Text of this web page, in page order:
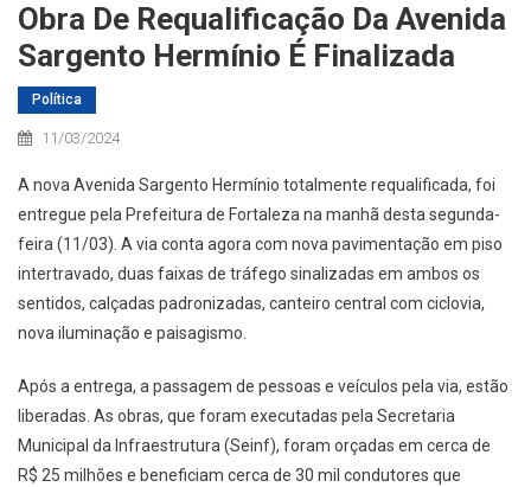
Obra De Requalificação Da Avenida
Sargento Hermínio É Finalizada
Política
11/03/2024
A nova Avenida Sargento Hermínio totalmente requalificada, foi
entregue pela Prefeitura de Fortaleza na manhã desta segunda-
feira (11/03). A via conta agora com nova pavimentação em piso
intertravado, duas faixas de tráfego sinalizadas em ambos os
sentidos, calçadas padronizadas, canteiro central com ciclovia,
nova iluminação e paisagismo.
Após a entrega, a passagem de pessoas e veículos pela via, estão
liberadas. As obras, que foram executadas pela Secretaria
Municipal da Infraestrutura (Seinf), foram orçadas em cerca de
R$ 25 milhões e beneficiam cerca de 30 mil condutores que